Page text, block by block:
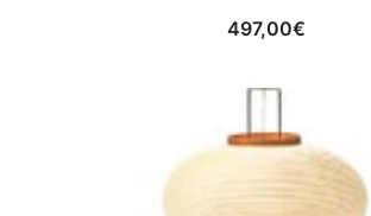
497,00€